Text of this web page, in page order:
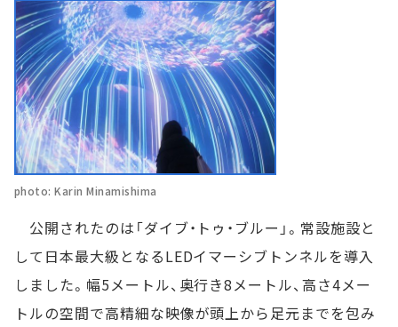
photo: Karin Minamishima
公開されたのは「ダイブ・トゥ・ブルー」。常設施設と
して日本最大級となるLEDイマーシブトンネルを導入
しました。幅5メートル、奥行き8メートル、高さ4メー
トルの空間で高精細な映像が頭上から足元までを包み